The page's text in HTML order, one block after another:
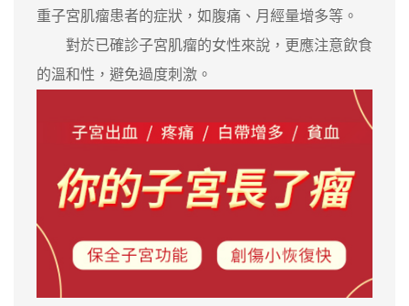
重子宮肌瘤患者的症狀，如腹痛、月經量增多等。
對於已確診子宮肌瘤的女性來說，更應注意飲食
的溫和性，避免過度刺激。